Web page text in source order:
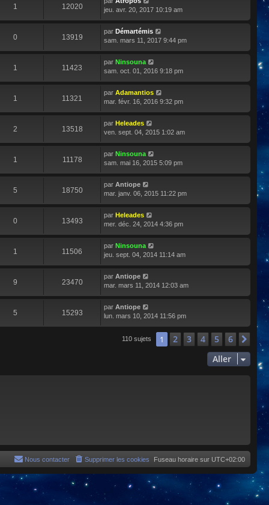
1 12020
jeu. avr. 20, 2017 10:19 am
0 13919
par Démartémis
sam. mars 11, 2017 9:44 pm
1 11423
par Ninsouna
sam. oct. 01, 2016 9:18 pm
1 11321
par Adamantios
mar. févr. 16, 2016 9:32 pm
2 13518
par Heleades
ven. sept. 04, 2015 1:02 am
1 11178
par Ninsouna
sam. mai 16, 2015 5:09 pm
5 18750
par Antiope
mar. janv. 06, 2015 11:22 pm
0 13493
par Heleades
mer. déc. 24, 2014 4:36 pm
1 11506
par Ninsouna
jeu. sept. 04, 2014 11:14 am
9 23470
par Antiope
mar. mars 11, 2014 12:03 am
5 15293
par Antiope
lun. mars 10, 2014 11:56 pm
110 sujets 1 2 3 4 5 6
Aller
Fuseau horaire sur UTC+02:00
Supprimer les cookies
Nous contacter